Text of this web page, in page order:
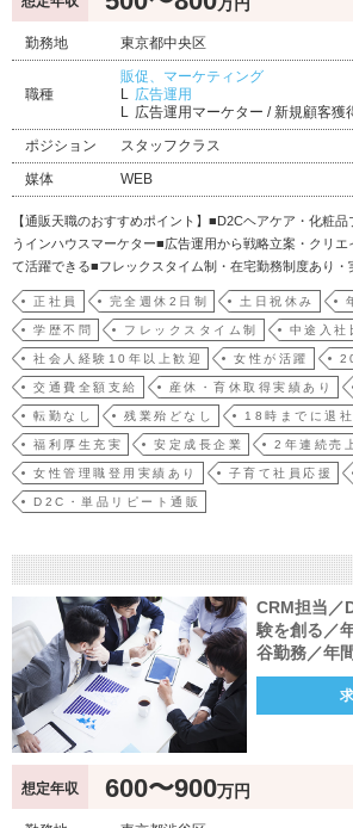
勤務地 東京都中央区
職種
販促、マーケティング
広告運用
広告運用マーケター / 新規顧客獲
ポジション
スタッフクラス
媒体
WEB
【通販天職のおすすめポイント】■D2Cヘアケア・化粧
うインハウスマーケター■広告運用から戦略立案・クリ
て活躍できる■フレックスタイム制・在宅勤務制度あり
境■退職金・財形制度・ベネフィットワン・リゾートトラ
収500～800万円・将来はマーケティングリーダーへのキ
職…
正社員 完全週休2日制 土日祝休み
学歴不問 フレックスタイム制 中途入社
社会人経験10年以上歓迎 女性が活躍
交通費全額支給 産休・育休取得実績あり
転勤なし 残業殆どなし 18時までに退
福利厚生充実 安定成長企業 2年連続売
女性管理職登用実績あり 子育て社員応援
D2C・単品リピート通販
CRM担当／
験を創る／
谷勤務／年
想定年収 600〜900万円